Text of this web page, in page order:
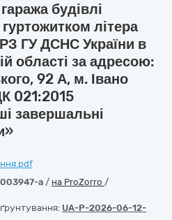
будівлі
літера
ГУ ДСНС України в
області за адресою:
92 А, м. Івано
021:2015
завершальні
a / на ProZorro /
UA-P-2026-06-12-